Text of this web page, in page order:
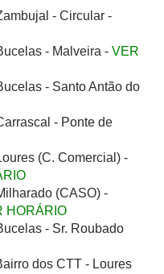
- Circular -
- Malveira - VER
- Santo Antão do
- Ponte de
(C. Comercial) -
(CASO) -
HORÁRIO
- Sr. Roubado
dos CTT - Loures